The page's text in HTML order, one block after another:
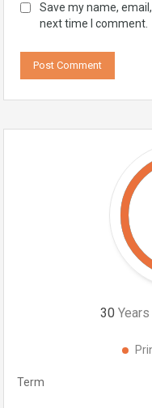
Save my name,
next time I comment.
30
Term